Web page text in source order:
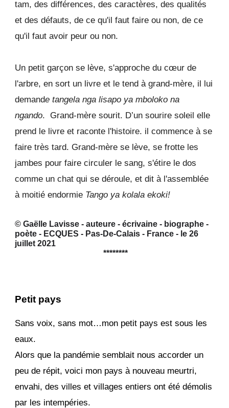
tam, des différences, des caractères, des qualités
et des défauts, de ce qu'il faut faire ou non, de ce
qu'il faut avoir peur ou non.
Un petit garçon se lève, s'approche du cœur de
l'arbre, en sort un livre et le tend à grand-mère, il lui
demande tangela nga lisapo ya mboloko na
ngando. Grand-mère sourit. D’un sourire soleil elle
prend le livre et raconte l'histoire. il commence à se
faire très tard. Grand-mère se lève, se frotte les
jambes pour faire circuler le sang, s'étire le dos
comme un chat qui se déroule, et dit à l'assemblée
à moitié endormie Tango ya kolala ekoki!
© Gaëlle Lavisse - auteure - écrivaine - biographe -
poète - ECQUES - Pas-De-Calais - France - le 26
juillet 2021
********
Petit pays
Sans voix, sans mot…mon petit pays est sous les
eaux.
Alors que la pandémie semblait nous accorder un
peu de répit, voici mon pays à nouveau meurtri,
envahi, des villes et villages entiers ont été démolis
par les intempéries.